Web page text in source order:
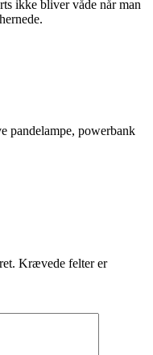
ikke bliver våde når man
pandelampe, powerbank
Krævede felter er